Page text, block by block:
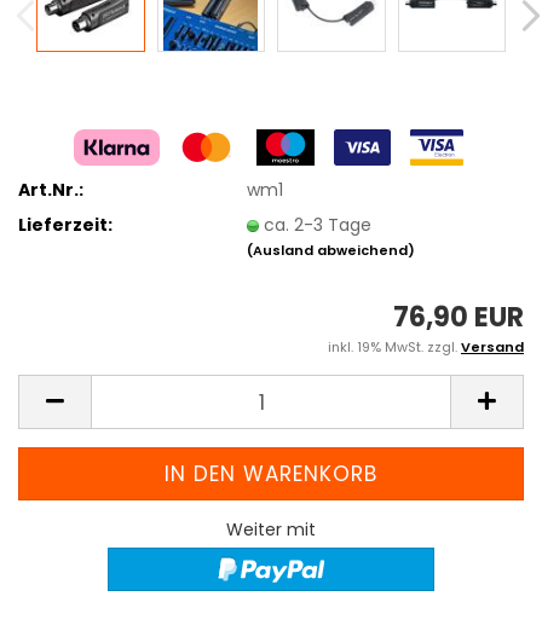
Art.Nr.:
wm1
Lieferzeit:
ca. 2-3 Tage
(Ausland abweichend)
76,90 EUR
inkl. 19% MwSt. zzgl.Versand
Weiter mit